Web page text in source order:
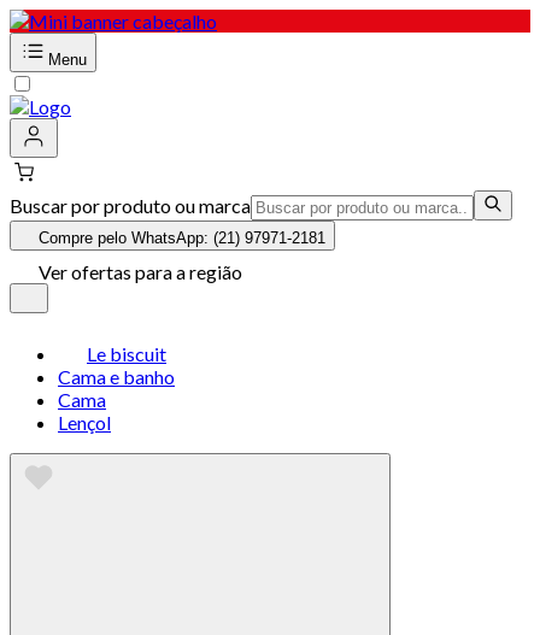
Menu
Buscar por produto ou marca
Compre pelo WhatsApp: (21) 97971-2181
Ver ofertas para a região
Le biscuit
Cama e banho
Cama
Lençol